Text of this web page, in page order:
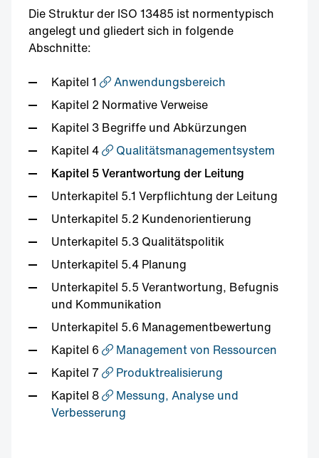
Die Struktur der ISO 13485 ist normentypisch
angelegt und gliedert sich in folgende
Abschnitte:
Kapitel 1
Anwendungsbereich
Kapitel 2 Normative Verweise
Kapitel 3 Begriffe und Abkürzungen
Kapitel 4
Qualitätsmanagementsystem
Kapitel 5 Verantwortung der Leitung
Unterkapitel 5.1 Verpflichtung der Leitung
Unterkapitel 5.2 Kundenorientierung
Unterkapitel 5.3 Qualitätspolitik
Unterkapitel 5.4 Planung
Unterkapitel 5.5 Verantwortung, Befugnis
und Kommunikation
Unterkapitel 5.6 Managementbewertung
Kapitel 6
Management von Ressourcen
Kapitel 7
Produktrealisierung
Kapitel 8
Messung, Analyse und
Verbesserung